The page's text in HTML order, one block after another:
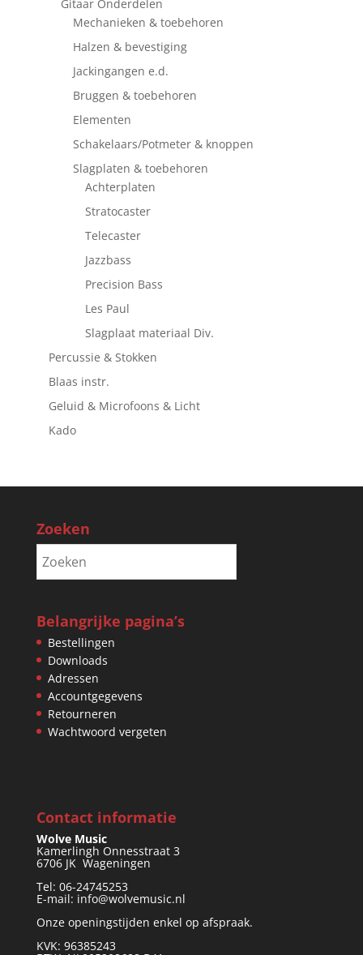
Gitaar Onderdelen
Mechanieken & toebehoren
Halzen & bevestiging
Jackingangen e.d.
Bruggen & toebehoren
Elementen
Schakelaars/Potmeter & knoppen
Slagplaten & toebehoren
Achterplaten
Stratocaster
Telecaster
Jazzbass
Precision Bass
Les Paul
Slagplaat materiaal Div.
Percussie & Stokken
Blaas instr.
Geluid & Microfoons & Licht
Kado
Zoeken
Belangrijke pagina’s
Bestellingen
Downloads
Adressen
Accountgegevens
Retourneren
Wachtwoord vergeten
Contact informatie
Wolve Music
Kamerlingh Onnesstraat 3
6706 JK Wageningen
Tel: 06-24745253
E-mail: info@wolvemusic.nl
Onze openingstijden enkel op afspraak.
KVK: 96385243